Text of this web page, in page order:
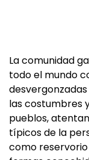
La comunidad
todo el mundo
las costumbres
pueblos,
típicos de la
como